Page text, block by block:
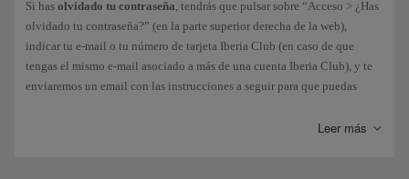
Si has olvidado tu contraseña, tendrás que pulsar sobre “Acceso > ¿Has
olvidado tu contraseña?” (en la parte superior derecha de la web),
indicar tu e-mail o tu número de tarjeta Iberia Club (en caso de que
tengas el mismo e-mail asociado a más de una cuenta Iberia Club), y te
enviaremos un email con las instrucciones a seguir para que puedas
en un plazo de 3 horas, y que es conveniente que borres el historial y las
Leer más